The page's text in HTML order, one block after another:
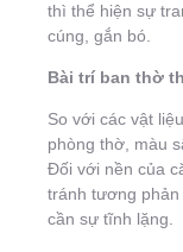
thì thể hiện sự
cúng, gắn bó.
Bài trí ban thờ
So với các vật
phòng thờ, màu
Đối với nền của
tránh tương phản
cần sự tĩnh lặng.